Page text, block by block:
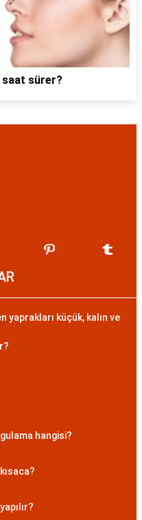
saat sürer?
yaprakları küçük, kalın ve
hangisi?